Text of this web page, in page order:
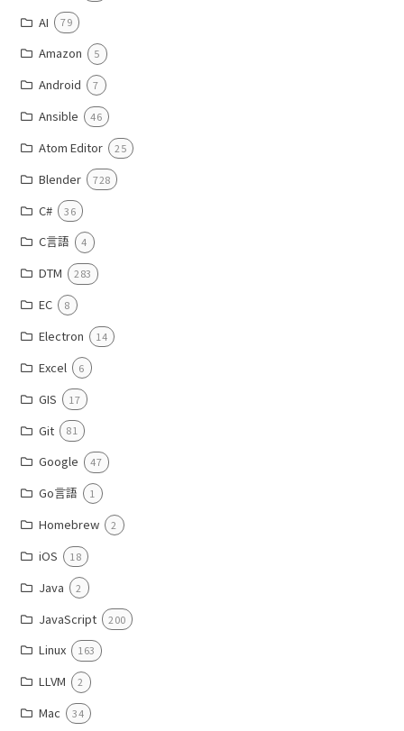
AI 79
Amazon 5
Android 7
Ansible 46
Atom Editor 25
Blender 728
C# 36
C言語 4
DTM 283
EC 8
Electron 14
Excel 6
GIS 17
Git 81
Google 47
Go言語 1
Homebrew 2
iOS 18
Java 2
JavaScript 200
Linux 163
LLVM 2
Mac 34